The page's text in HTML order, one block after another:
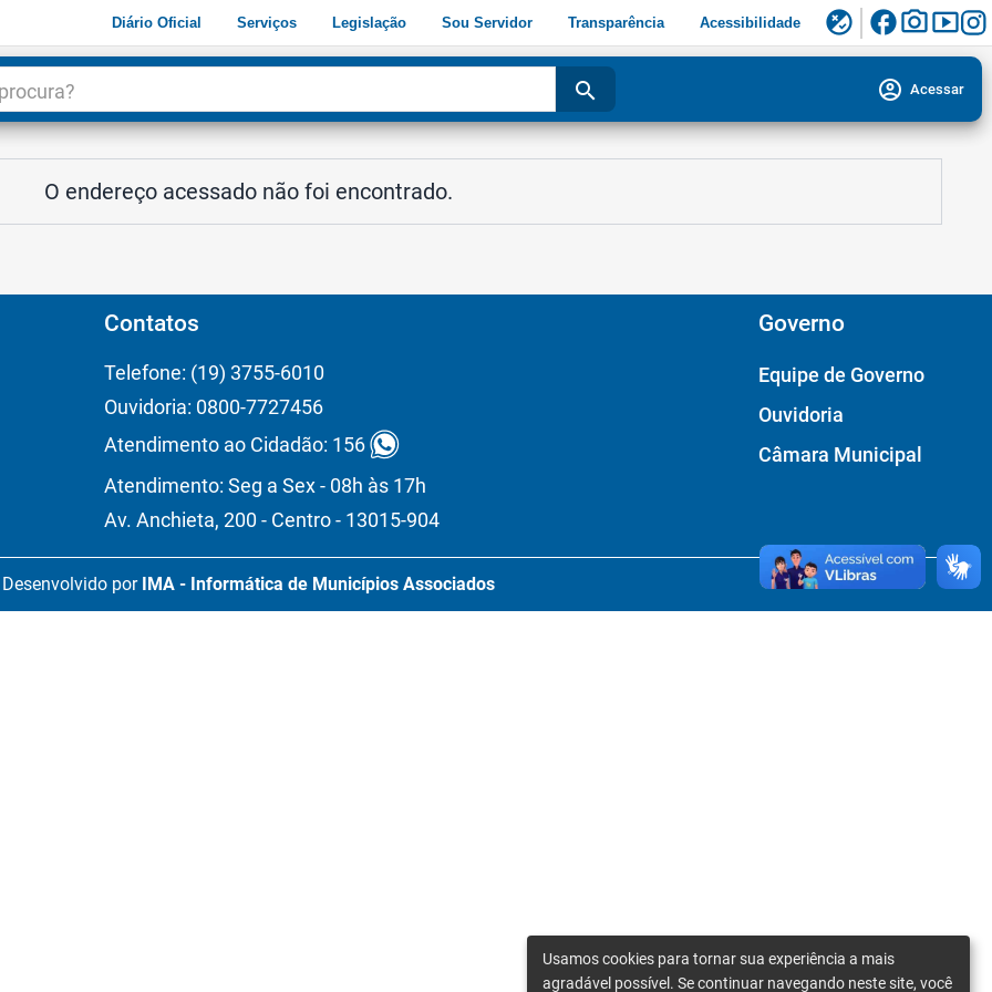
Diário Oficial Serviços Legislação Sou Servidor Transparência Acessibilidade flaky facebookphoto_camerasmart_display
search account_circle Acessar
O endereço acessado não foi encontrado.
Contatos
Telefone: (19) 3755-6010
Ouvidoria: 0800-7727456
Atendimento ao Cidadão: 156
Atendimento: Seg a Sex - 08h às 17h
Av. Anchieta, 200 - Centro - 13015-904
Governo
Equipe de Governo
Ouvidoria
Câmara Municipal
Desenvolvido por IMA - Informática de Municípios Associados
Usamos cookies para tornar sua experiência a mais
agradável possível. Se continuar navegando neste site, você